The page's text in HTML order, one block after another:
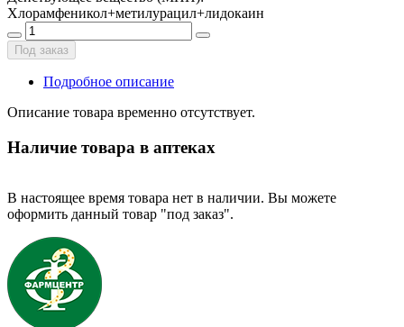
Хлорамфеникол+метилурацил+лидокаин
Под заказ
Подробное описание
Описание товара временно отсутствует.
Наличие товара в аптеках
В настоящее время товара нет в наличии. Вы можете
оформить данный товар "под заказ".